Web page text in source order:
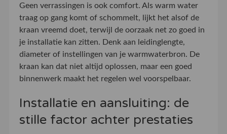
Geen verrassingen is ook comfort. Als warm water
traag op gang komt of schommelt, lijkt het alsof de
kraan vreemd doet, terwijl de oorzaak net zo goed in
je installatie kan zitten. Denk aan leidinglengte,
diameter of instellingen van je warmwaterbron. De
kraan kan dat niet altijd oplossen, maar een goed
binnenwerk maakt het regelen wel voorspelbaar.
Installatie en aansluiting: de
stille factor achter prestaties